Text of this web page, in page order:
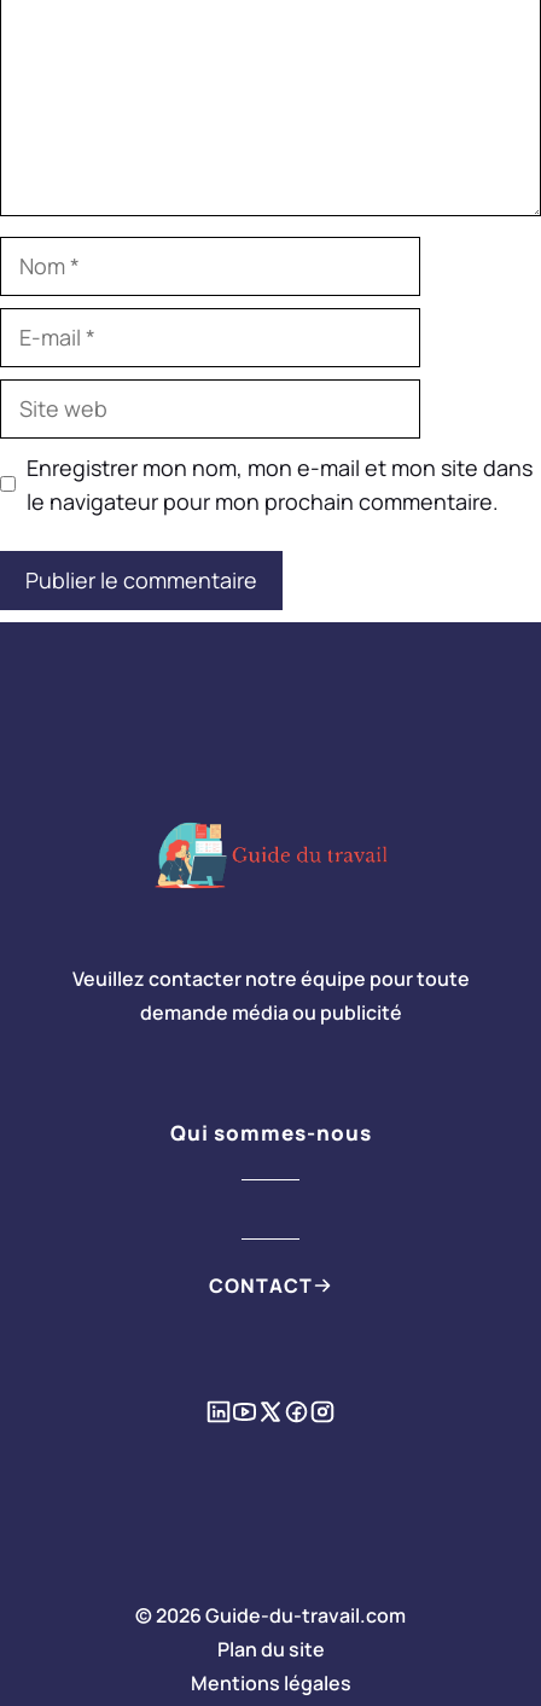
Nom
Site
Enregistrer mon nom, mon e-mail et mon site dans
le navigateur pour mon prochain commentaire.
Veuillez contacter notre équipe pour toute
demande média ou publicité
Qui sommes-nous
CONTACT
© 2026 Guide-du-travail.com
Plan du site
Mentions légales